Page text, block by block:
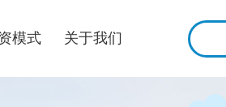
模式 关于我们